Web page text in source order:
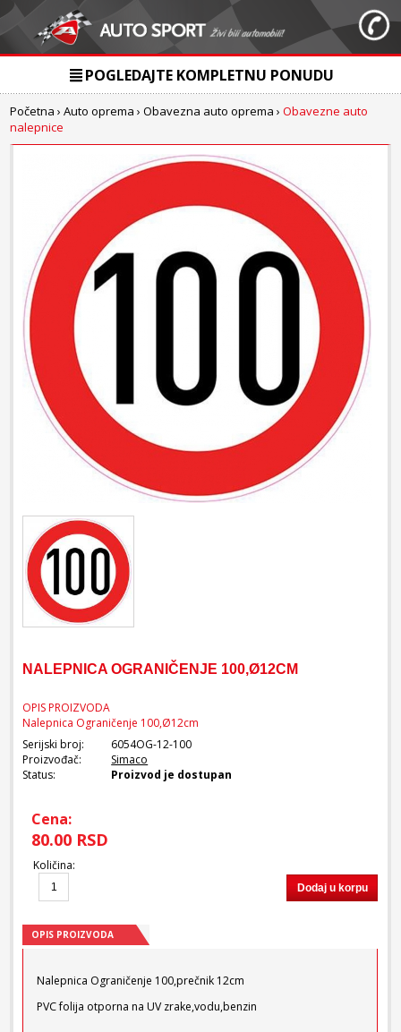
POGLEDAJTE KOMPLETNU PONUDU
Početna ›Auto oprema ›Obavezna auto oprema ›Obavezne auto
nalepnice
NALEPNICA OGRANIČENJE 100,Ø12CM
OPIS PROIZVODA
Nalepnica Ograničenje 100,Ø12cm
Serijski broj:
6054OG-12-100
Proizvođač:
Simaco
Status:
Proizvod je dostupan
Cena:
80.00 RSD
Količina:
Dodaj u korpu
OPIS PROIZVODA
Nalepnica Ograničenje 100,prečnik 12cm
PVC folija otporna na UV zrake,vodu,benzin